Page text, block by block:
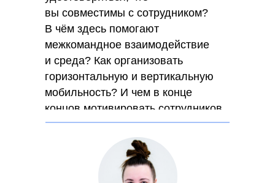
вы совместимы с сотрудником?
В чём здесь помогают
межкомандное взаимодействие
и среда? Как организовать
горизонтальную и вертикальную
мобильность? И чем в конце
концов мотивировать сотрудников
кроме зарплаты?